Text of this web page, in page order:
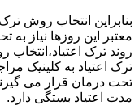
بنابراین انتخاب روش
معتبر این روزها نیاز به
روند ترک
ترک اعتیاد به کلینیک
تحت درمان قرار می
مدت اعتیاد بستگی دارد.